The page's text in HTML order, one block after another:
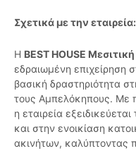
Σχετικά με την εταιρεία:
Η BEST HOUSE
εδραιωμένη επιχείρηση
βασική δραστηριότητα
τους Αμπελόκηπους. Με
η εταιρεία
και στην ενοικίαση
ακινήτων, καλύπτοντας